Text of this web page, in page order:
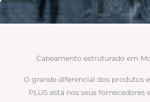
Cabeamento estruturado em
O grande diferencial dos produtos
PLUS está nos seus fornecedores